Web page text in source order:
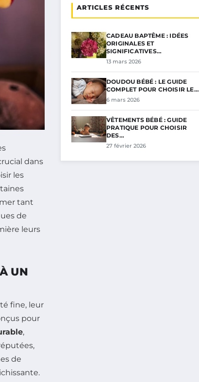
dans
les
tant
de
leurs
UN
fine, leur
pour
,
de
ARTICLES RÉCENTS
CADEAU BAPTÊME : IDÉES
ORIGINALES ET
SIGNIFICATIVES…
13 mars 2026
DOUDOU BÉBÉ : LE GUIDE
COMPLET POUR CHOISIR LE…
6 mars 2026
VÊTEMENTS BÉBÉ : GUIDE
PRATIQUE POUR CHOISIR
DES…
27 février 2026